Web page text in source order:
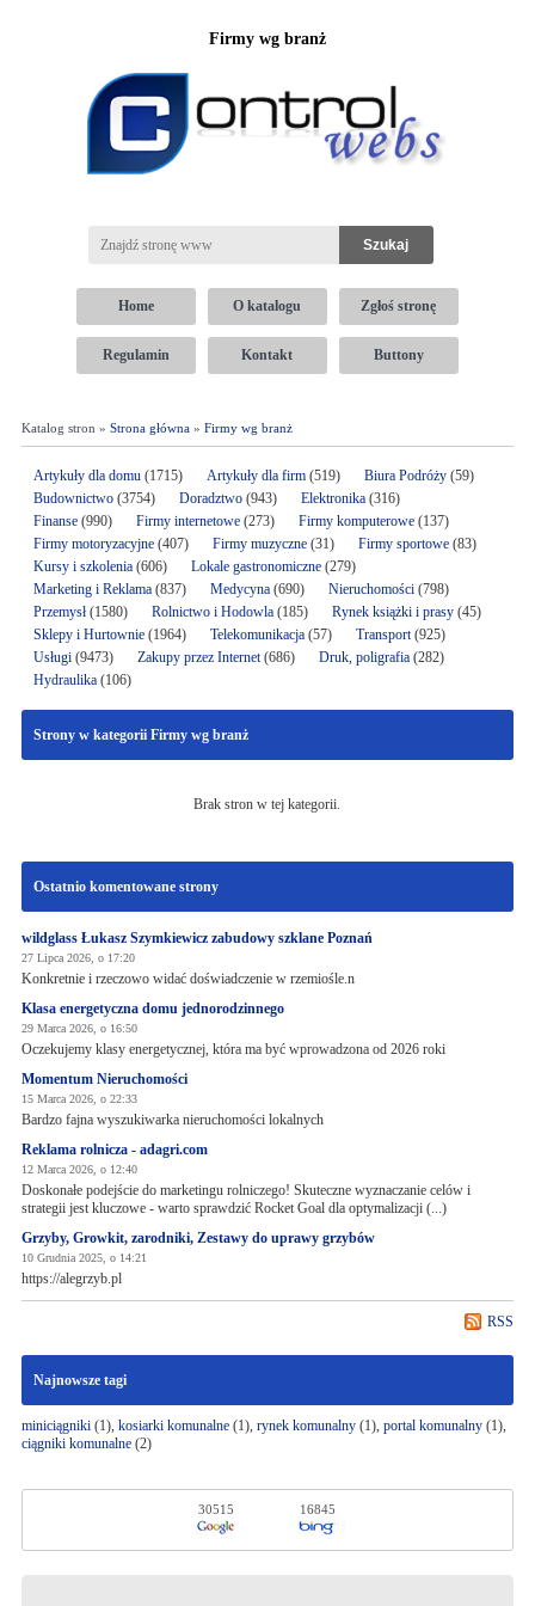
Firmy wg branż
Home O katalogu Zgłoś stronę
Regulamin Kontakt Buttony
Katalog stron » Strona główna» Firmy wg branż
Artykuły dla domu(1715) Artykuły dla firm(519) Biura Podróży(59)
Budownictwo(3754) Doradztwo(943) Elektronika (316)
Finanse(990) Firmy internetowe (273) Firmy komputerowe(137)
Firmy motoryzacyjne(407) Firmy muzyczne(31) Firmy sportowe(83)
Kursy i szkolenia(606) Lokale gastronomiczne(279)
Marketing i Reklama(837) Medycyna(690) Nieruchomości(798)
Przemysł(1580) Rolnictwo i Hodowla(185) Rynek książki i prasy(45)
Sklepy i Hurtownie(1964) Telekomunikacja(57) Transport(925)
Usługi(9473) Zakupy przez Internet(686) Druk, poligrafia(282)
Hydraulika(106)
Strony w kategorii Firmy wg branż
Brak stron w tej kategorii.
Ostatnio komentowane strony
wildglass Łukasz Szymkiewicz zabudowy szklane Poznań
27 Lipca 2026, o 17:20
Konkretnie i rzeczowo widać doświadczenie w rzemiośle.n
Klasa energetyczna domu jednorodzinnego
29 Marca 2026, o 16:50
Oczekujemy klasy energetycznej, która ma być wprowadzona od 2026 roki
Momentum Nieruchomości
15 Marca 2026, o 22:33
Bardzo fajna wyszukiwarka nieruchomości lokalnych
Reklama rolnicza - adagri.com
12 Marca 2026, o 12:40
Doskonałe podejście do marketingu rolniczego! Skuteczne wyznaczanie celów i
strategii jest kluczowe - warto sprawdzić Rocket Goal dla optymalizacji (...)
Grzyby, Growkit, zarodniki, Zestawy do uprawy grzybów
10 Grudnia 2025, o 14:21
https://alegrzyb.pl
RSS
Najnowsze tagi
miniciągniki(1), kosiarki komunalne(1), rynek komunalny(1), portal komunalny(1),
ciągniki komunalne(2)
30515 16845